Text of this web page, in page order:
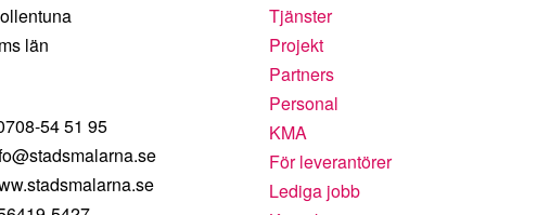
län
54 51 95
Tjänster
Projekt
Partners
Personal
KMA
För leverantörer
Lediga jobb